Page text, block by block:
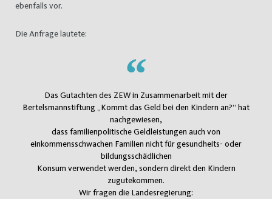
ebenfalls vor.
Die Anfrage lautete:
Das Gutachten des ZEW in Zusammenarbeit mit der
Bertelsmannstiftung „Kommt das Geld bei den Kindern an?“ hat
nachgewiesen,
dass familienpolitische Geldleistungen auch von
einkommensschwachen Familien nicht für gesundheits- oder
bildungsschädlichen
Konsum verwendet werden, sondern direkt den Kindern
zugutekommen.
Wir fragen die Landesregierung: